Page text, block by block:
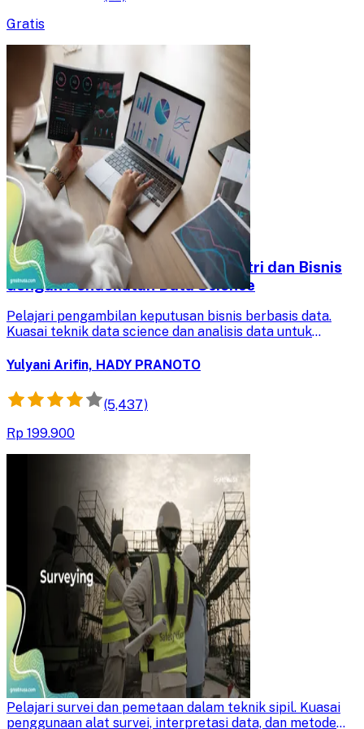
Gratis
Pengambilan Keputusan di Industri dan Bisnis
dengan Pendekatan Data Science
Pelajari pengambilan keputusan bisnis berbasis data.
Kuasai teknik data science dan analisis data untuk
industri.
Yulyani Arifin, HADY PRANOTO
(5,437)
Rp 199.900
Surveying
Pelajari survei dan pemetaan dalam teknik sipil. Kuasai
penggunaan alat survei, interpretasi data, dan metode